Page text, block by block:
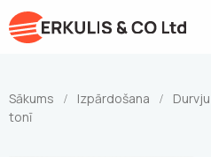
Sākums / Izpārdošana /
tonī